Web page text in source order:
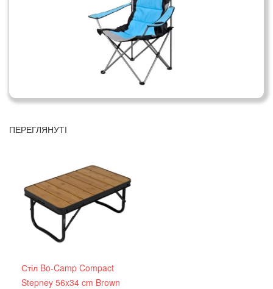
ПЕРЕГЛЯНУТІ
Стіл Bo-Camp Compact
Stepney 56x34 cm Brown